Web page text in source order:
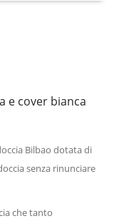
e cover bianca
Bilbao dotata di
senza rinunciare
che tanto